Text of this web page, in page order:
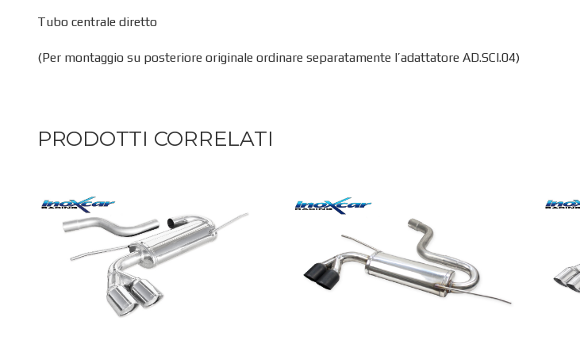
Tubo centrale diretto
(Per montaggio su posteriore originale ordinare separatamente l’adattatore AD.SCI.04)
PRODOTTI CORRELATI